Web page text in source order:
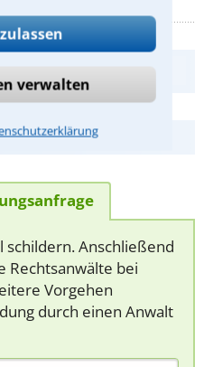
verwalten
schildern. Anschließend
Rechtsanwälte bei
Vorgehen
durch einen Anwalt